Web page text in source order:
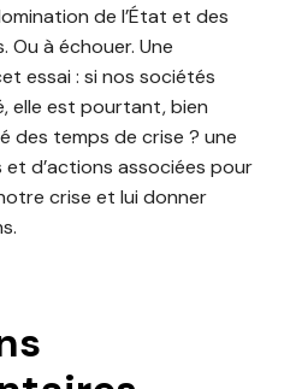
de l’État et des
Ou à échouer. Une
essai : si nos sociétés
elle est pourtant, bien
des temps de crise ? une
d’actions associées pour
crise et lui donner